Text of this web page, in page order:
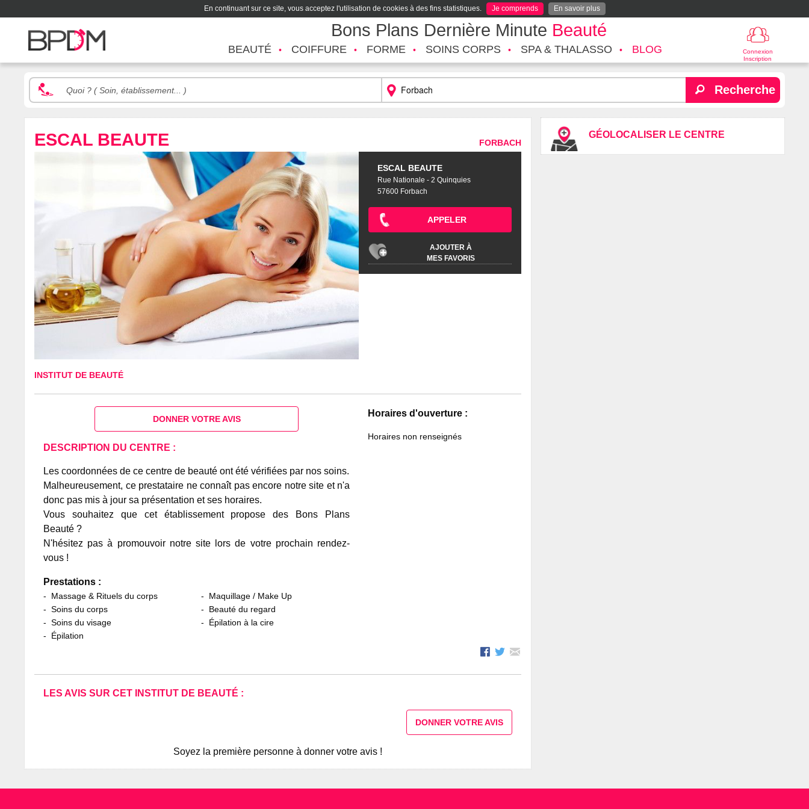
En continuant sur ce site, vous acceptez l'utilisation de cookies à des fins statistiques. Je comprends En savoir plus
Bons Plans Dernière Minute Beauté
Connexion
Inscription
BEAUTÉ COIFFURE FORME SOINS CORPS SPA & THALASSO BLOG
Recherche
GÉOLOCALISER LE CENTRE
ESCAL BEAUTE FORBACH
ESCAL BEAUTE
Rue Nationale - 2 Quinquies
57600 Forbach
APPELER
AJOUTER À
MES FAVORIS
INSTITUT DE BEAUTÉ
Horaires d'ouverture :
Horaires non renseignés
DONNER VOTRE AVIS
DESCRIPTION DU CENTRE :
Les coordonnées de ce centre de beauté ont été vérifiées par nos soins.
Malheureusement, ce prestataire ne connaît pas encore notre site et n'a
donc pas mis à jour sa présentation et ses horaires.
Vous souhaitez que cet établissement propose des Bons Plans
Beauté ?
N'hésitez pas à promouvoir notre site lors de votre prochain rendez-
vous !
Prestations :
Massage & Rituels du corps
Soins du corps
Soins du visage
Épilation
Maquillage / Make Up
Beauté du regard
Épilation à la cire
LES AVIS SUR CET INSTITUT DE BEAUTÉ :
DONNER VOTRE AVIS
Soyez la première personne à donner votre avis !